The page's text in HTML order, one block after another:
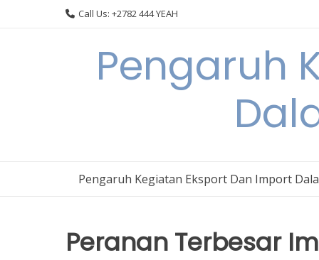
Call Us: +2782 444 YEAH
Pengaruh
Pengaruh Kegiatan Eksport Dan Import
Peranan Terbesar